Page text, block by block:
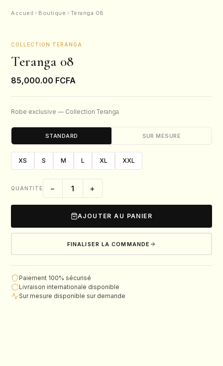
Accueil Boutique Teranga 08
COLLECTION TERANGA
Teranga 08
85,000.00 FCFA
Robe exclusive — Collection Teranga
STANDARD SUR MESURE
XS S M L XL XXL
QUANTITÉ − +
AJOUTER AU PANIER
FINALISER LA COMMANDE
Paiement 100% sécurisé
Livraison internationale disponible
Sur mesure disponible sur demande